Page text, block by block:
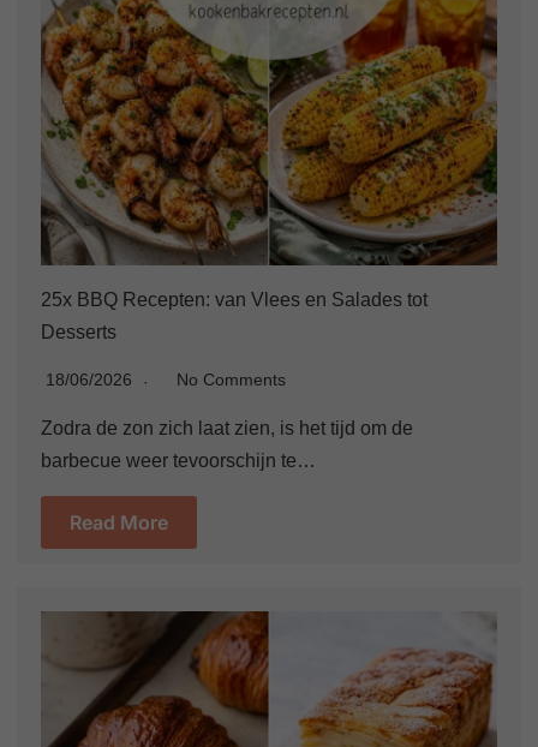
25x BBQ Recepten: van Vlees en Salades tot
Desserts
18/06/2026 No Comments
Zodra de zon zich laat zien, is het tijd om de
barbecue weer tevoorschijn te…
Read More